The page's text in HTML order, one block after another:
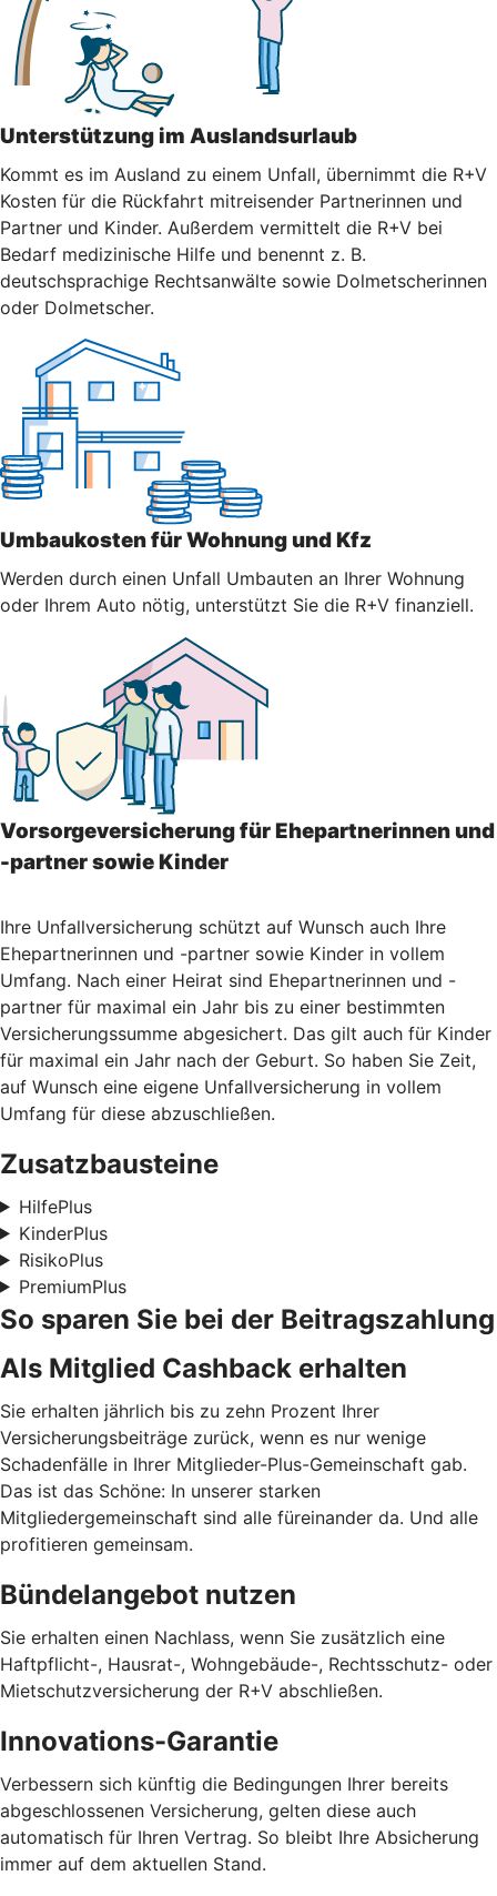
Unterstützung im Auslandsurlaub
Kommt es im Ausland zu einem Unfall, übernimmt die R+V
Kosten für die Rückfahrt mitreisender Partnerinnen und
Partner und Kinder. Außerdem vermittelt die R+V bei
Bedarf medizinische Hilfe und benennt z. B.
deutschsprachige Rechtsanwälte sowie Dolmetscherinnen
oder Dolmetscher.
Umbaukosten für Wohnung und Kfz
Werden durch einen Unfall Umbauten an Ihrer Wohnung
oder Ihrem Auto nötig, unterstützt Sie die R+V finanziell.
Vorsorgeversicherung für Ehepartnerinnen und
-partner sowie Kinder
Ihre Unfallversicherung schützt auf Wunsch auch Ihre
Ehepartnerinnen und -partner sowie Kinder in vollem
Umfang. Nach einer Heirat sind Ehepartnerinnen und -
partner für maximal ein Jahr bis zu einer bestimmten
Versicherungssumme abgesichert. Das gilt auch für Kinder
für maximal ein Jahr nach der Geburt. So haben Sie Zeit,
auf Wunsch eine eigene Unfallversicherung in vollem
Umfang für diese abzuschließen.
Zusatzbausteine
HilfePlus
KinderPlus
RisikoPlus
PremiumPlus
So sparen Sie bei der Beitragszahlung
Als Mitglied Cashback erhalten
Sie erhalten jährlich bis zu zehn Prozent Ihrer
Versicherungsbeiträge zurück, wenn es nur wenige
Schadenfälle in Ihrer Mitglieder-Plus-Gemeinschaft gab.
Das ist das Schöne: In unserer starken
Mitgliedergemeinschaft sind alle füreinander da. Und alle
profitieren gemeinsam.
Bündelangebot nutzen
Sie erhalten einen Nachlass, wenn Sie zusätzlich eine
Haftpflicht-, Hausrat-, Wohngebäude-, Rechtsschutz- oder
Mietschutzversicherung der R+V abschließen.
Innovations-Garantie
Verbessern sich künftig die Bedingungen Ihrer bereits
abgeschlossenen Versicherung, gelten diese auch
automatisch für Ihren Vertrag. So bleibt Ihre Absicherung
immer auf dem aktuellen Stand.